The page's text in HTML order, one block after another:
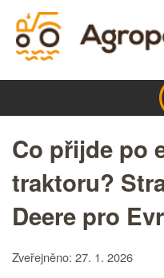
Co přijde po
traktoru?
Deere pro
Zveřejněno: 27. 1. 2026